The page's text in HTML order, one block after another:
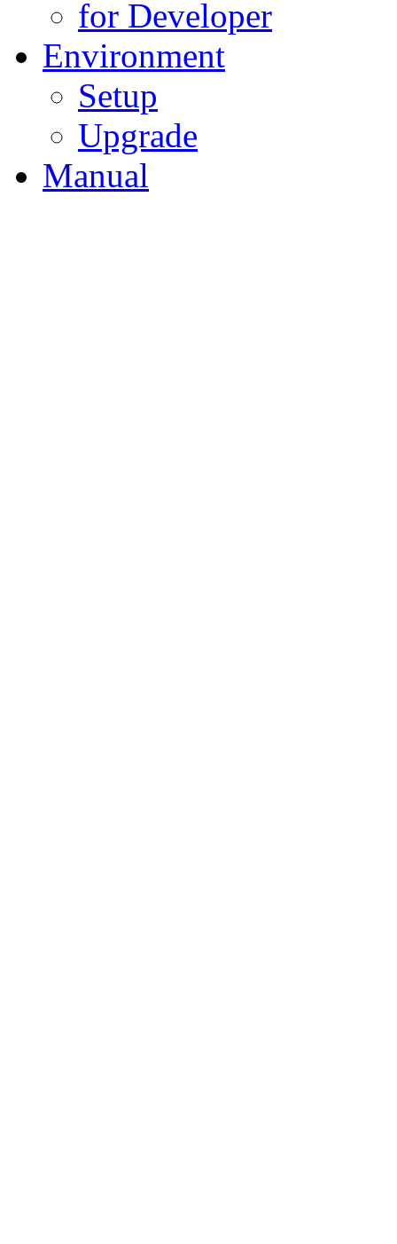
for Developer
Environment
Setup
Upgrade
Manual